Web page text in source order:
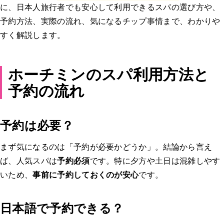
に、日本人旅行者でも安心して利用できるスパの選び方や、
予約方法、実際の流れ、気になるチップ事情まで、わかりや
すく解説します。
ホーチミンのスパ利用方法と
予約の流れ
予約は必要？
まず気になるのは「予約が必要かどうか」。結論から言え
ば、人気スパは予約必須です。特に夕方や土日は混雑しやす
いため、事前に予約しておくのが安心です。
日本語で予約できる？